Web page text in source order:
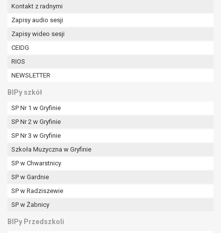
Kontakt z radnymi
Zapisy audio sesji
Zapisy wideo sesji
CEIDG
RIOS
NEWSLETTER
BIPy szkół
SP Nr 1 w Gryfinie
SP Nr 2 w Gryfinie
SP Nr 3 w Gryfinie
Szkoła Muzyczna w Gryfinie
SP w Chwarstnicy
SP w Gardnie
SP w Radziszewie
SP w Żabnicy
BIPy Przedszkoli
nadrzędnych wobec interesów, praw i
wolności osoby, której dane dotyczą, lub
obrony roszczeń.
osobowych odbywa się na podstawie zgody osoby
cofnięcia tej zgody w dowolnym momencie.
Cofnięcie to nie ma wpływu na zgodność
zgody przed jej cofnięciem.
Przysługuje Pani/Panu prawo wniesienia skargi do
organu nadzorczego na niezgodne z prawem
przetwarzanie Pani/Pana danych osobowych
Prezes Urzędu Ochrony Danych Osobowych.
W zależności od sfery, w której przetwarzane są